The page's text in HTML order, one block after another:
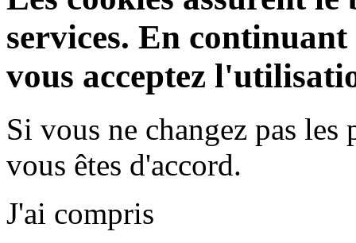
services. En
vous acceptez
Si vous ne changez pas les
vous êtes d'accord.
J'ai compris